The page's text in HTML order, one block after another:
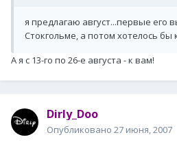
я предлагаю август...первые его
Стокгольме, а потом хотелось бы
А я с 13-го по 26-е августа - к вам!
Dirly_Doo
Опубликовано 27 июня, 2007